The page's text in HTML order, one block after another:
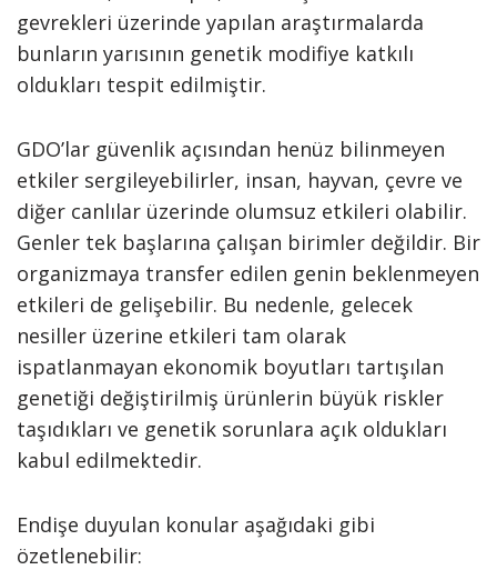
gevrekleri üzerinde yapılan araştırmalarda
bunların yarısının genetik modifiye katkılı
oldukları tespit edilmiştir.
GDO’lar güvenlik açısından henüz bilinmeyen
etkiler sergileyebilirler, insan, hayvan, çevre ve
diğer canlılar üzerinde olumsuz etkileri olabilir.
Genler tek başlarına çalışan birimler değildir. Bir
organizmaya transfer edilen genin beklenmeyen
etkileri de gelişebilir. Bu nedenle, gelecek
nesiller üzerine etkileri tam olarak
ispatlanmayan ekonomik boyutları tartışılan
genetiği değiştirilmiş ürünlerin büyük riskler
taşıdıkları ve genetik sorunlara açık oldukları
kabul edilmektedir.
Endişe duyulan konular aşağıdaki gibi
özetlenebilir: